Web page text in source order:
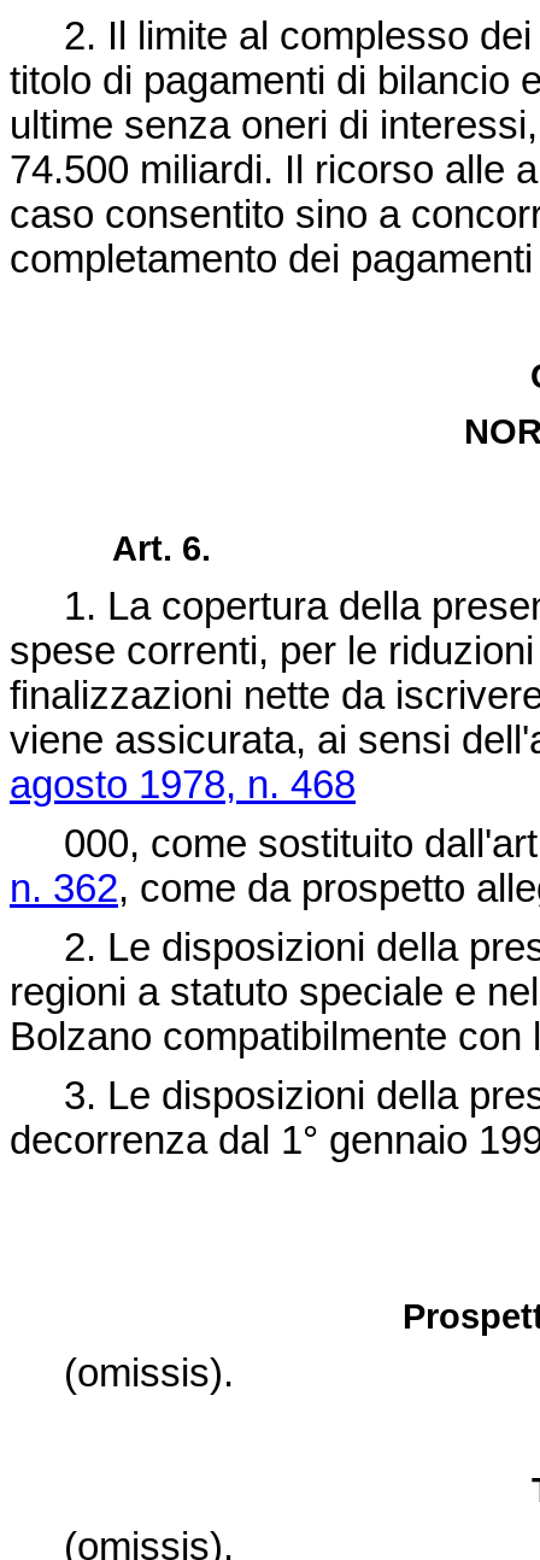
2. Il limite al complesso dei
titolo di pagamenti di bilancio
ultime senza oneri di
74.500 miliardi. Il ricorso alle
caso consentito sino a
completamento dei
Art. 6.
1. La copertura della
spese correnti, per le
finalizzazioni nette da
viene assicurata, ai sensi
agosto 1978, n. 468
000, come sostituito
n. 362, come da prospetto
2. Le disposizioni della
regioni a statuto speciale e
Bolzano compatibilmente
3. Le disposizioni della
decorrenza dal 1° gennaio
(omissis).
(omissis).